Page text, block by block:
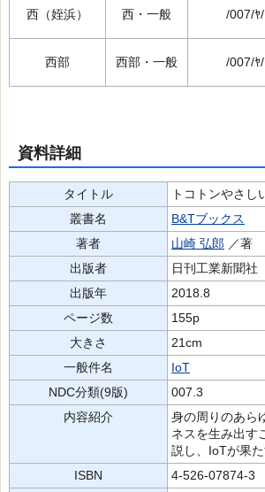
西（姪浜） 西・一般 /007/ﾔ/
西部 西部・一般 /007/ﾔ/
資料詳細
タイトル
トコトンやさし
叢書名
B&Tブックス
著者
山崎 弘郎 ／著
出版者
日刊工業新聞社
出版年
2018.8
ページ数
155p
大きさ
21cm
一般件名
IoT
NDC分類(9版)
007.3
内容紹介
身の周りのあら
ネスを生み出す
説し、IoTが果
ISBN
4-526-07874-3